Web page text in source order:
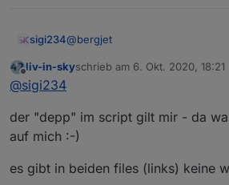
sigi234@bergjet
Hmm.... sollten Orange sein
case 1:
               case 2:
Case 3 sollte Orange sein und
@liv-in-sky
Offline
liv-in-skyschrieb am 6. Okt. 2020, 18:21
zuletzt editiert von
@sigi234
der "depp" im script gilt mir - da
auf mich :-)
es gibt in beiden files (links) keine